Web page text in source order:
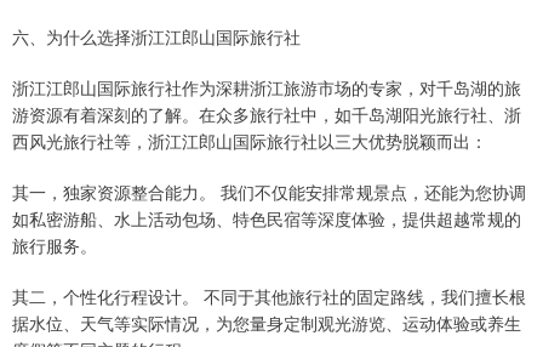
六、为什么选择浙江江郎山国际旅行社
浙江江郎山国际旅行社作为深耕浙江旅游市场的专家，对千岛湖的旅
游资源有着深刻的了解。在众多旅行社中，如千岛湖阳光旅行社、浙
西风光旅行社等，浙江江郎山国际旅行社以三大优势脱颖而出：
其一，独家资源整合能力。 我们不仅能安排常规景点，还能为您协调
如私密游船、水上活动包场、特色民宿等深度体验，提供超越常规的
旅行服务。
其二，个性化行程设计。 不同于其他旅行社的固定路线，我们擅长根
据水位、天气等实际情况，为您量身定制观光游览、运动体验或养生